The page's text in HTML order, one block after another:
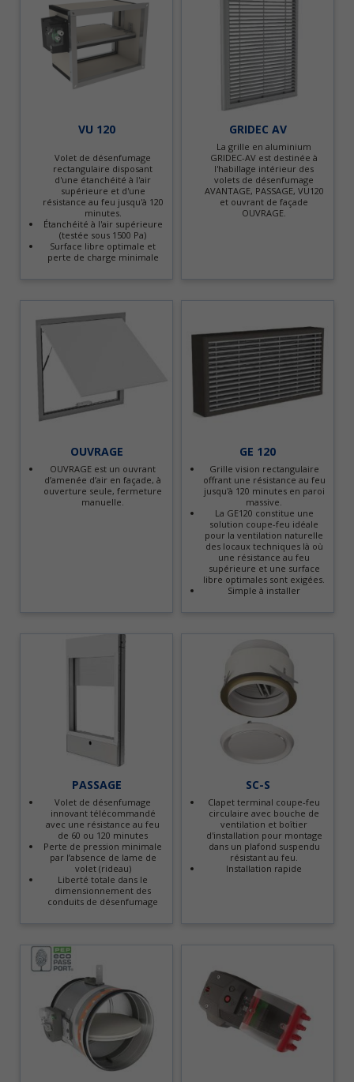
VU 120
Volet de désenfumage
rectangulaire disposant
d'une étanchéité à l'air
supérieure et d'une
résistance au feu jusqu'à 120
minutes.
Étanchéité à l'air supérieure
(testée sous 1500 Pa)
Surface libre optimale et
perte de charge minimale
GRIDEC AV
La grille en aluminium
GRIDEC-AV est destinée à
l'habillage intérieur des
volets de désenfumage
AVANTAGE, PASSAGE, VU120
et ouvrant de façade
OUVRAGE.
OUVRAGE
OUVRAGE est un ouvrant
d’amenée d’air en façade, à
ouverture seule, fermeture
manuelle.
GE 120
Grille vision rectangulaire
offrant une résistance au feu
jusqu'à 120 minutes en paroi
massive.
La GE120 constitue une
solution coupe-feu idéale
pour la ventilation naturelle
des locaux techniques là où
une résistance au feu
supérieure et une surface
libre optimales sont exigées.
Simple à installer
PASSAGE
Volet de désenfumage
innovant télécommandé
avec une résistance au feu
de 60 ou 120 minutes
Perte de pression minimale
par l’absence de lame de
volet (rideau)
Liberté totale dans le
dimensionnement des
conduits de désenfumage
SC-S
Clapet terminal coupe-feu
circulaire avec bouche de
ventilation et boîtier
d'installation pour montage
dans un plafond suspendu
résistant au feu.
Installation rapide